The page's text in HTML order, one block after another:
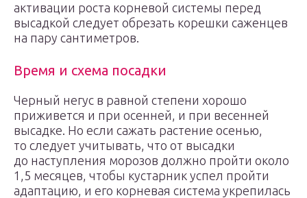
активации роста корневой системы перед
высадкой следует обрезать корешки саженцев
на пару сантиметров.
Время и схема посадки
Черный негус в равной степени хорошо
приживется и при осенней, и при весенней
высадке. Но если сажать растение осенью,
то следует учитывать, что от высадки
до наступления морозов должно пройти около
1,5 месяцев, чтобы кустарник успел пройти
адаптацию, и его корневая система укрепилась